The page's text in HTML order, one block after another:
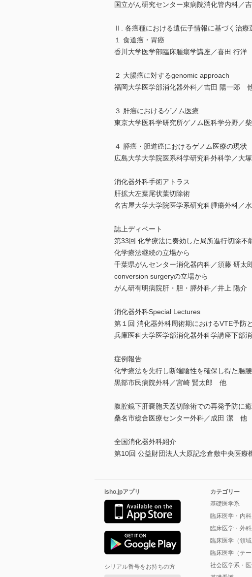
国立がん研究センター東病院消化管内科／
Ⅱ. 各癌種における遺伝子情報に基づく治療
１ 食道癌・胃癌
香川大学医学部臨床腫瘍学講座／喜田 行
２ 大腸癌に対するgenomic approach
福岡大学医学部消化器外科／吉田 陽一郎
３ 肝癌におけるゲノム医療
東京大学医科学研究所ゲノム医科学分野／
４ 膵癌・胆道癌におけるゲノム医療の現状
広島大学大学院医系科学研究科外科学／大
消化器外科手術アトラス
肝拡大左葉尾状葉切除術
名古屋大学大学院医学系研究科腫瘍外科／
誌上ディベート
第33回 化学療法に奏効した局所進行切除
化学療法継続の立場から
千葉県がんセンター消化器内科／須藤 研太
conversion surgeryの立場から
がん研有明病院肝・胆・膵外科／井上 陽
消化器外科Special Lectures
第１回 消化器外科周術期におけるVTE予防
兵庫医科大学医学部消化器外科学講座下部
症例報告
化学療法を先行し断端陰性を確保し得た腸
黒部市民病院外科／宮崎 賢太郎 他
腹腔鏡下肝嚢胞天蓋切除術での再発予防に
桑名市総合医療センター外科／成田 潔 他
全国消化器外科紹介
第10回 公益財団法人大原記念倉敷中央医療
isho.jpアプリ
シリアル番号をお持ちの方
カテゴリー
基礎医学系
臨床医学・内
臨床医学・外
臨床医学（領域
臨床医学（テー
社会医学系・